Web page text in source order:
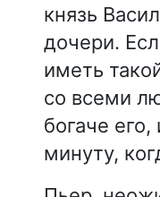
князь
дочери.
иметь
со всеми
богаче
минуту,